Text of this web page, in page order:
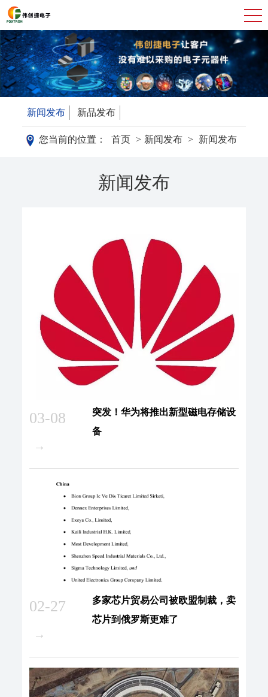
新闻发布 新品发布
您当前的位置： 首页 > 新闻发布 > 新闻发布
新闻发布
03-08
→
突发！华为将推出新型磁电存储设
备
02-27
→
多家芯片贸易公司被欧盟制裁，卖
芯片到俄罗斯更难了